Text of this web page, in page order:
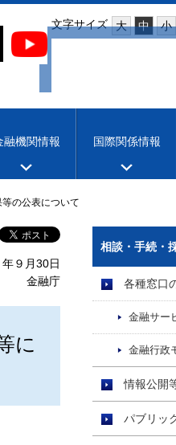
文字サイズ 大 中 小
Machine translation
融機関情報 国際関係情報
の公表について
９月30日
金融庁
に
相談・手続・
各種窓口
金融サー
金融行政
情報公開
パブリッ